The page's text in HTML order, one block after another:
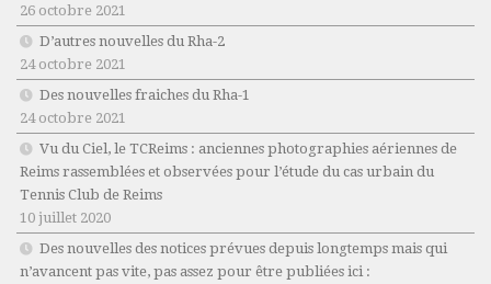
26 octobre 2021
D’autres nouvelles du Rha-2
24 octobre 2021
Des nouvelles fraiches du Rha-1
24 octobre 2021
Vu du Ciel, le TCReims : anciennes photographies aériennes de
Reims rassemblées et observées pour l’étude du cas urbain du
Tennis Club de Reims
10 juillet 2020
Des nouvelles des notices prévues depuis longtemps mais qui
n’avancent pas vite, pas assez pour être publiées ici :